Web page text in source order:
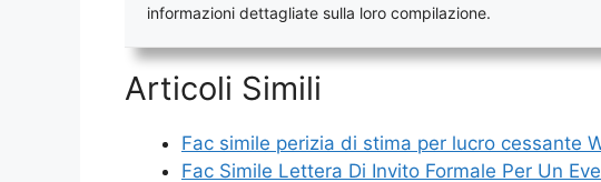
informazioni dettagliate sulla loro compilazione.
Articoli Simili
Fac simile perizia di stima per lucro cessante​
Fac Simile Lettera Di Invito Formale Per Un